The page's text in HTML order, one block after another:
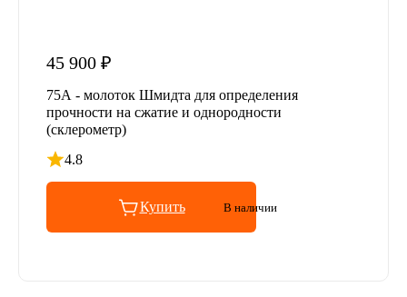
45 900 ₽
75А - молоток Шмидта для определения
прочности на сжатие и однородности
(склерометр)
4.8
Рейтинг 4.8 из 5
Купить В наличии